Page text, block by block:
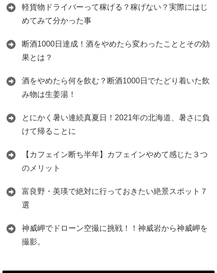
軽貨物ドライバーって稼げる？稼げない？実際にはじ
めてみて分かった事
断酒1000日達成！酒をやめたら変わったこととその効
果とは？
酒をやめたら何を飲む？断酒1000日でたどり着いた飲
み物は生姜湯！
とにかく暑い連続真夏日！2021年の北海道、暑さに負
けて帰ることに
【カフェイン断ち半年】カフェインやめて感じた３つ
のメリット
富良野・美瑛で絶対に行っておきたい絶景スポット７
選
神威岬でドローン空撮に挑戦！！神威岩から神威岬を
撮影。